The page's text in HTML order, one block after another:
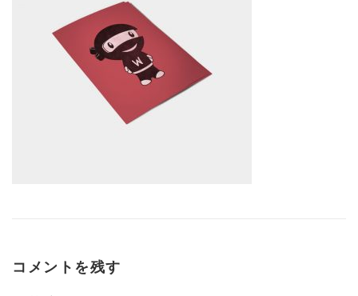
氣の大学 講座内容
JOIE DE VIVRE（生きる歓び）
コメントを残す